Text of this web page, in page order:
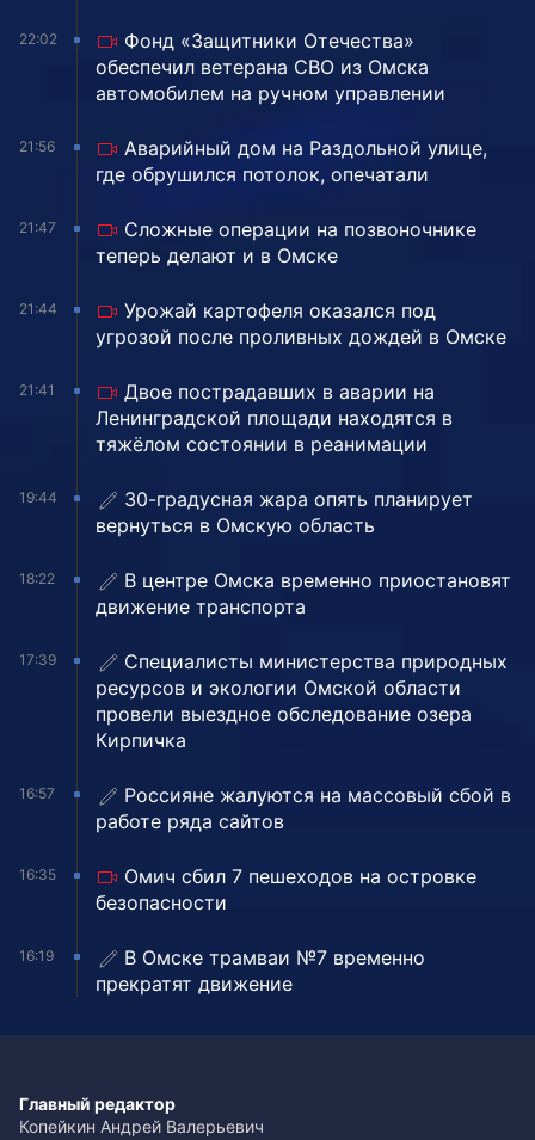
22:02
Фонд «Защитники Отечества»
обеспечил ветерана СВО из Омска
автомобилем на ручном управлении
21:56
Аварийный дом на Раздольной улице,
где обрушился потолок, опечатали
21:47
Сложные операции на позвоночнике
теперь делают и в Омске
21:44
Урожай картофеля оказался под
угрозой после проливных дождей в Омске
21:41
Двое пострадавших в аварии на
Ленинградской площади находятся в
тяжёлом состоянии в реанимации
19:44
30-градусная жара опять планирует
вернуться в Омскую область
18:22
В центре Омска временно приостановят
движение транспорта
17:39
Специалисты министерства природных
ресурсов и экологии Омской области
провели выездное обследование озера
Кирпичка
16:57
Россияне жалуются на массовый сбой в
работе ряда сайтов
16:35
Омич сбил 7 пешеходов на островке
безопасности
16:19
В Омске трамваи №7 временно
прекратят движение
Главный редактор
Копейкин Андрей Валерьевич